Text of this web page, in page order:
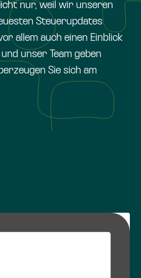
nur, weil wir unseren
Steuerupdates
allem auch einen Einblick
unser Team geben
Sie sich am